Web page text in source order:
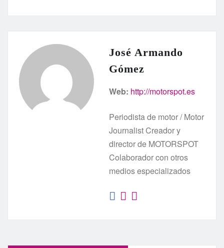
José Armando
Gómez
Web: http://motorspot.es
Periodista de motor / Motor
Journalist Creador y
director de MOTORSPOT
Colaborador con otros
medios especializados